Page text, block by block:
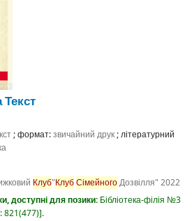
Текст
; формат:звичайний друк; літературний
Клуб"КлубСімейногоДозвілля" 2022
доступні для позики: Бібліотека-філія №3
821(477) .